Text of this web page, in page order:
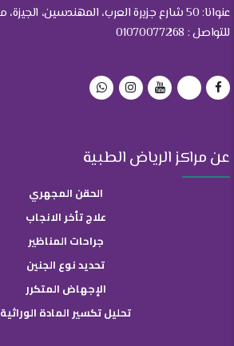
عنوانا: 50 شارع جزيرة العرب، المهندسين، الجيزة، مصر
للتواصل : 01070077268
عن مراكز الرياض الطبية
الحقن المجهري
علاج تأخر الانجاب
جراحات المناظير
تحديد نوع الجنين
الإجهاض المتكرر
تحليل تكسير المادة الوراثية